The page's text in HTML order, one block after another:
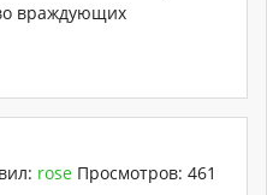
враждующих
: rose Просмотров: 461